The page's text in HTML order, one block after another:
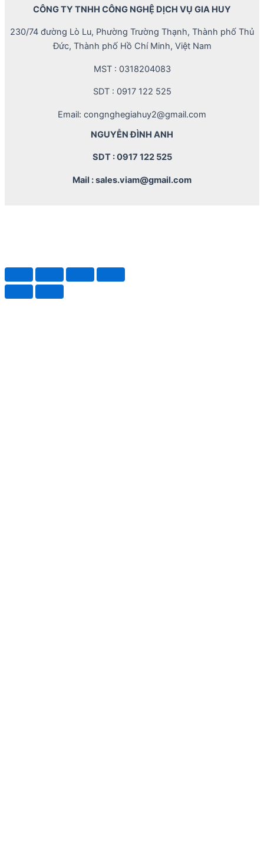
CÔNG TY TNHH CÔNG NGHỆ DỊCH VỤ GIA HUY
230/74 đường Lò Lu, Phường Trường Thạnh, Thành phố Thủ
Đức, Thành phố Hồ Chí Minh, Việt Nam
MST : 0318204083
SDT : 0917 122 525
Email: congnghegiahuy2@gmail.com
NGUYỄN ĐÌNH ANH
SDT : 0917 122 525
Mail : sales.viam@gmail.com